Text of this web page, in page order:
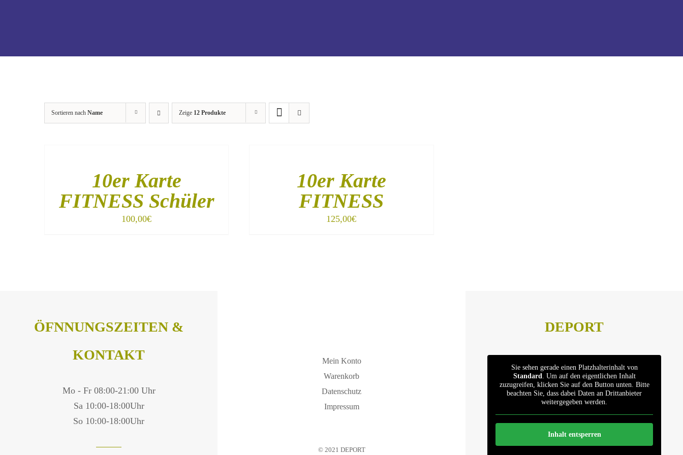
Sortieren nach Name Zeige 12 Produkte
10er Karte
FITNESS Schüler
100,00€
10er Karte
FITNESS
125,00€
ÖFNNUNGSZEITEN &
KONTAKT
Mo - Fr 08:00-21:00 Uhr
Sa 10:00-18:00Uhr
So 10:00-18:00Uhr
Mein Konto
Warenkorb
Datenschutz
Impressum
© 2021 DEPORT
DEPORT
Sie sehen gerade einen Platzhalterinhalt von
Standard
. Um auf den eigentlichen Inhalt
zuzugreifen, klicken Sie auf den Button unten. Bitte
beachten Sie, dass dabei Daten an Drittanbieter
weitergegeben werden.
Inhalt entsperren